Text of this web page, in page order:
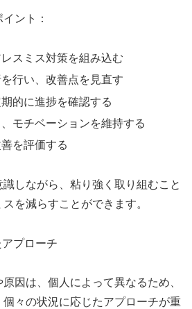
ント：
スミス対策を組み込む
行い、改善点を見直す
的に進捗を確認する
モチベーションを維持する
を評価する
しながら、粘り強く取り組むこと
を減らすことができます。
プローチ
因は、個人によって異なるため、
々の状況に応じたアプローチが重